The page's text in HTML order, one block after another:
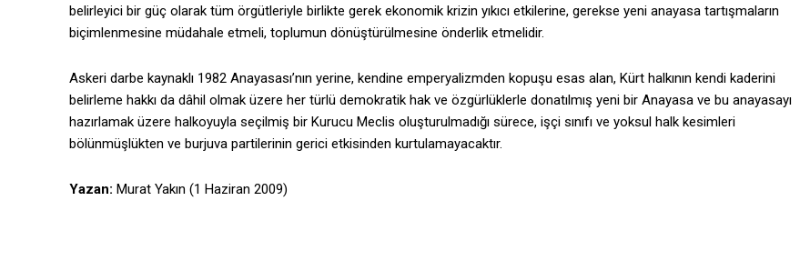
belirleyici bir güç olarak tüm örgütleriyle birlikte gerek ekonomik krizin yıkıcı etkilerine, gerekse yeni anayasa tartışmaların
biçimlenmesine müdahale etmeli, toplumun dönüştürülmesine önderlik etmelidir.
Askeri darbe kaynaklı 1982 Anayasası’nın yerine, kendine emperyalizmden kopuşu esas alan, Kürt halkının kendi kaderini
belirleme hakkı da dâhil olmak üzere her türlü demokratik hak ve özgürlüklerle donatılmış yeni bir Anayasa ve bu anayasayı
hazırlamak üzere halkoyuyla seçilmiş bir Kurucu Meclis oluşturulmadığı sürece, işçi sınıfı ve yoksul halk kesimleri
bölünmüşlükten ve burjuva partilerinin gerici etkisinden kurtulamayacaktır.
Yazan: Murat Yakın (1 Haziran 2009)